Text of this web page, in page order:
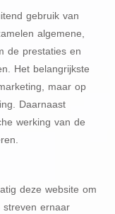
gebruik van
algemene,
de prestaties en
Het belangrijkste
maar op
Daarnaast
werking van de
deze website om
ernaar